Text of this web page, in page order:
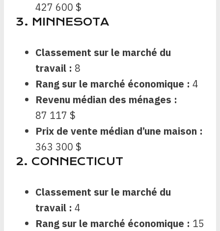
427 600 $
3. MINNESOTA
Classement sur le marché du
travail : 8
Rang sur le marché économique : 4
Revenu médian des ménages :
87 117 $
Prix ​​de vente médian d’une maison :
363 300 $
2. CONNECTICUT
Classement sur le marché du
travail : 4
Rang sur le marché économique : 15